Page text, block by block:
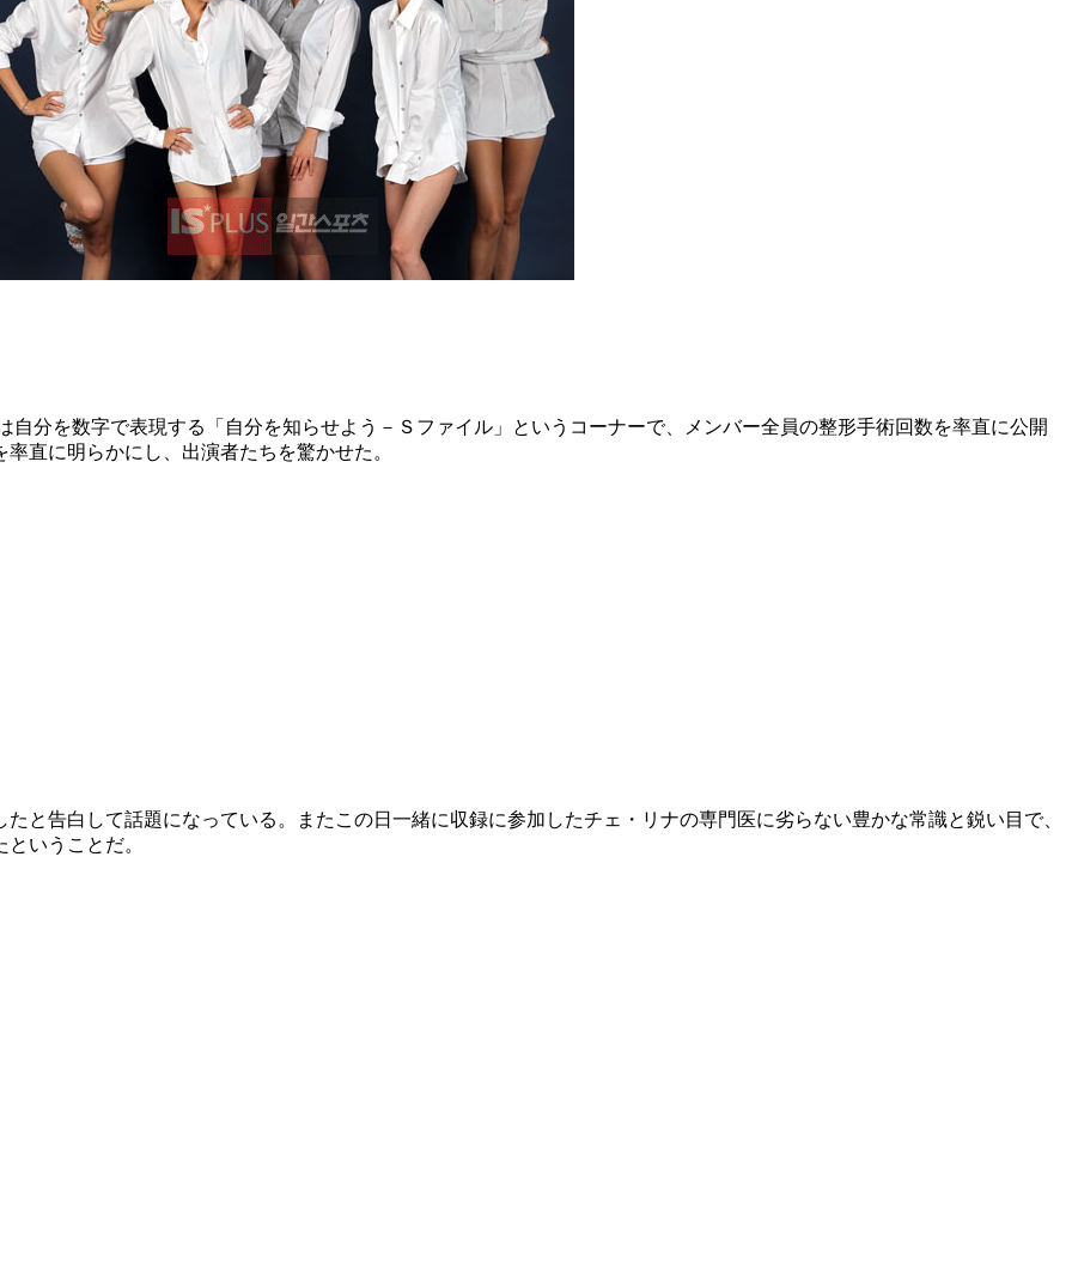
分を数字で表現する「自分を知らせよう－Ｓファイル」というコーナーで、メンバー全員の整形手術回数を率直に公開
直に明らかにし、出演者たちを驚かせた。
と告白して話題になっている。またこの日一緒に収録に参加したチェ・リナの専門医に劣らない豊かな常識と鋭い目で、
いうことだ。